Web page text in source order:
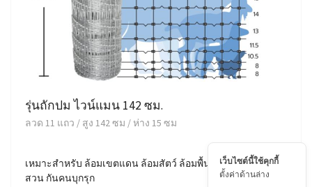
รุ่นถักปม ไวน์แมน 142 ซม.
ลวด 11 แถว / สูง 142 ซม / ห่าง 15 ซม
เหมาะสำหรับ ล้อมเขตแดน ล้อมสัตว์ ล้อมพื้นที่ ล้อมบ้าน ล้อม
สวน กันคนบุกรุก
เว็บไซต์นี้ใช้คุกกี้
ตั้งค่าด้านล่าง